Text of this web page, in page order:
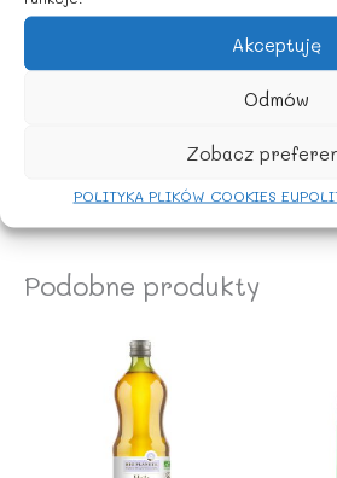
Akceptuję
Odmów
Zobacz
POLITYKA PLIKÓW COOKIES EU
Błonnik – 0 g
Sól – 0 g
Należy przechowywać w chłodnym
źródeł światła i ciepła.
Podobne produkty